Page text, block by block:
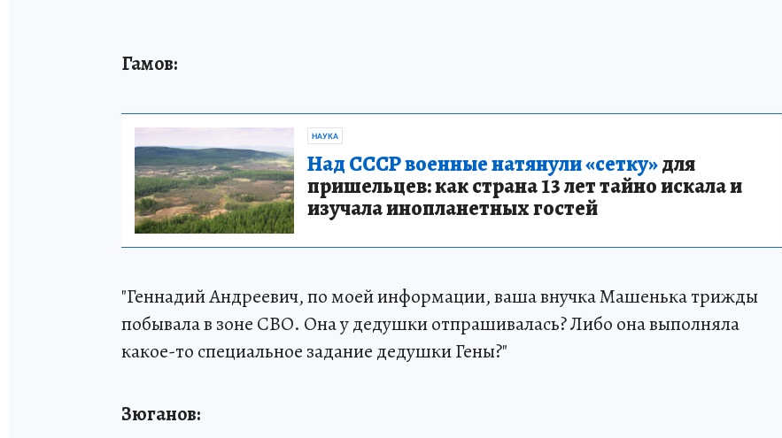
Гамов:
НАУКА
Над СССР военные натянули «сетку»для
пришельцев: как страна 13 лет тайно искала и
изучала инопланетных гостей
"Геннадий Андреевич, по моей информации, ваша внучка Машенька трижды
побывала в зоне СВО. Она у дедушки отпрашивалась? Либо она выполняла
какое-то специальное задание дедушки Гены?"
Зюганов: